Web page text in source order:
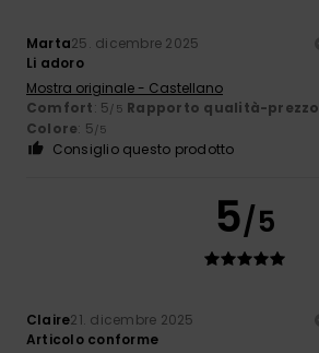
Marta25. dicembre 2025
Li adoro
Mostra originale - Castellano
Comfort: 5/5 Rapporto qualità-prezzo
Colore: 5/5
Consiglio questo prodotto
5/5
Claire21. dicembre 2025
Articolo conforme